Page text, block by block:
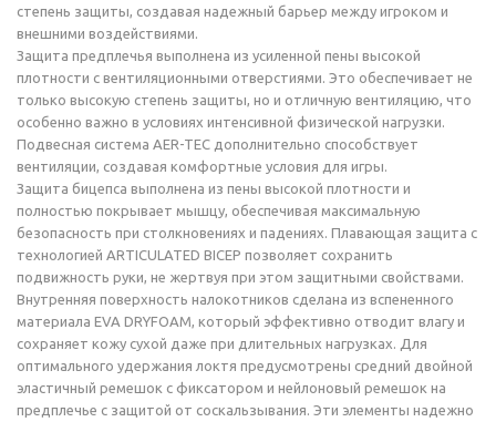
степень защиты, создавая надежный барьер между игроком и
внешними воздействиями.
Защита предплечья выполнена из усиленной пены высокой
плотности с вентиляционными отверстиями. Это обеспечивает не
только высокую степень защиты, но и отличную вентиляцию, что
особенно важно в условиях интенсивной физической нагрузки.
Подвесная система AER-TEC дополнительно способствует
вентиляции, создавая комфортные условия для игры.
Защита бицепса выполнена из пены высокой плотности и
полностью покрывает мышцу, обеспечивая максимальную
безопасность при столкновениях и падениях. Плавающая защита с
технологией ARTICULATED BICEP позволяет сохранить
подвижность руки, не жертвуя при этом защитными свойствами.
Внутренняя поверхность налокотников сделана из вспененного
материала EVA DRYFOAM, который эффективно отводит влагу и
сохраняет кожу сухой даже при длительных нагрузках. Для
оптимального удержания локтя предусмотрены средний двойной
эластичный ремешок с фиксатором и нейлоновый ремешок на
предплечье с защитой от соскальзывания. Эти элементы надежно